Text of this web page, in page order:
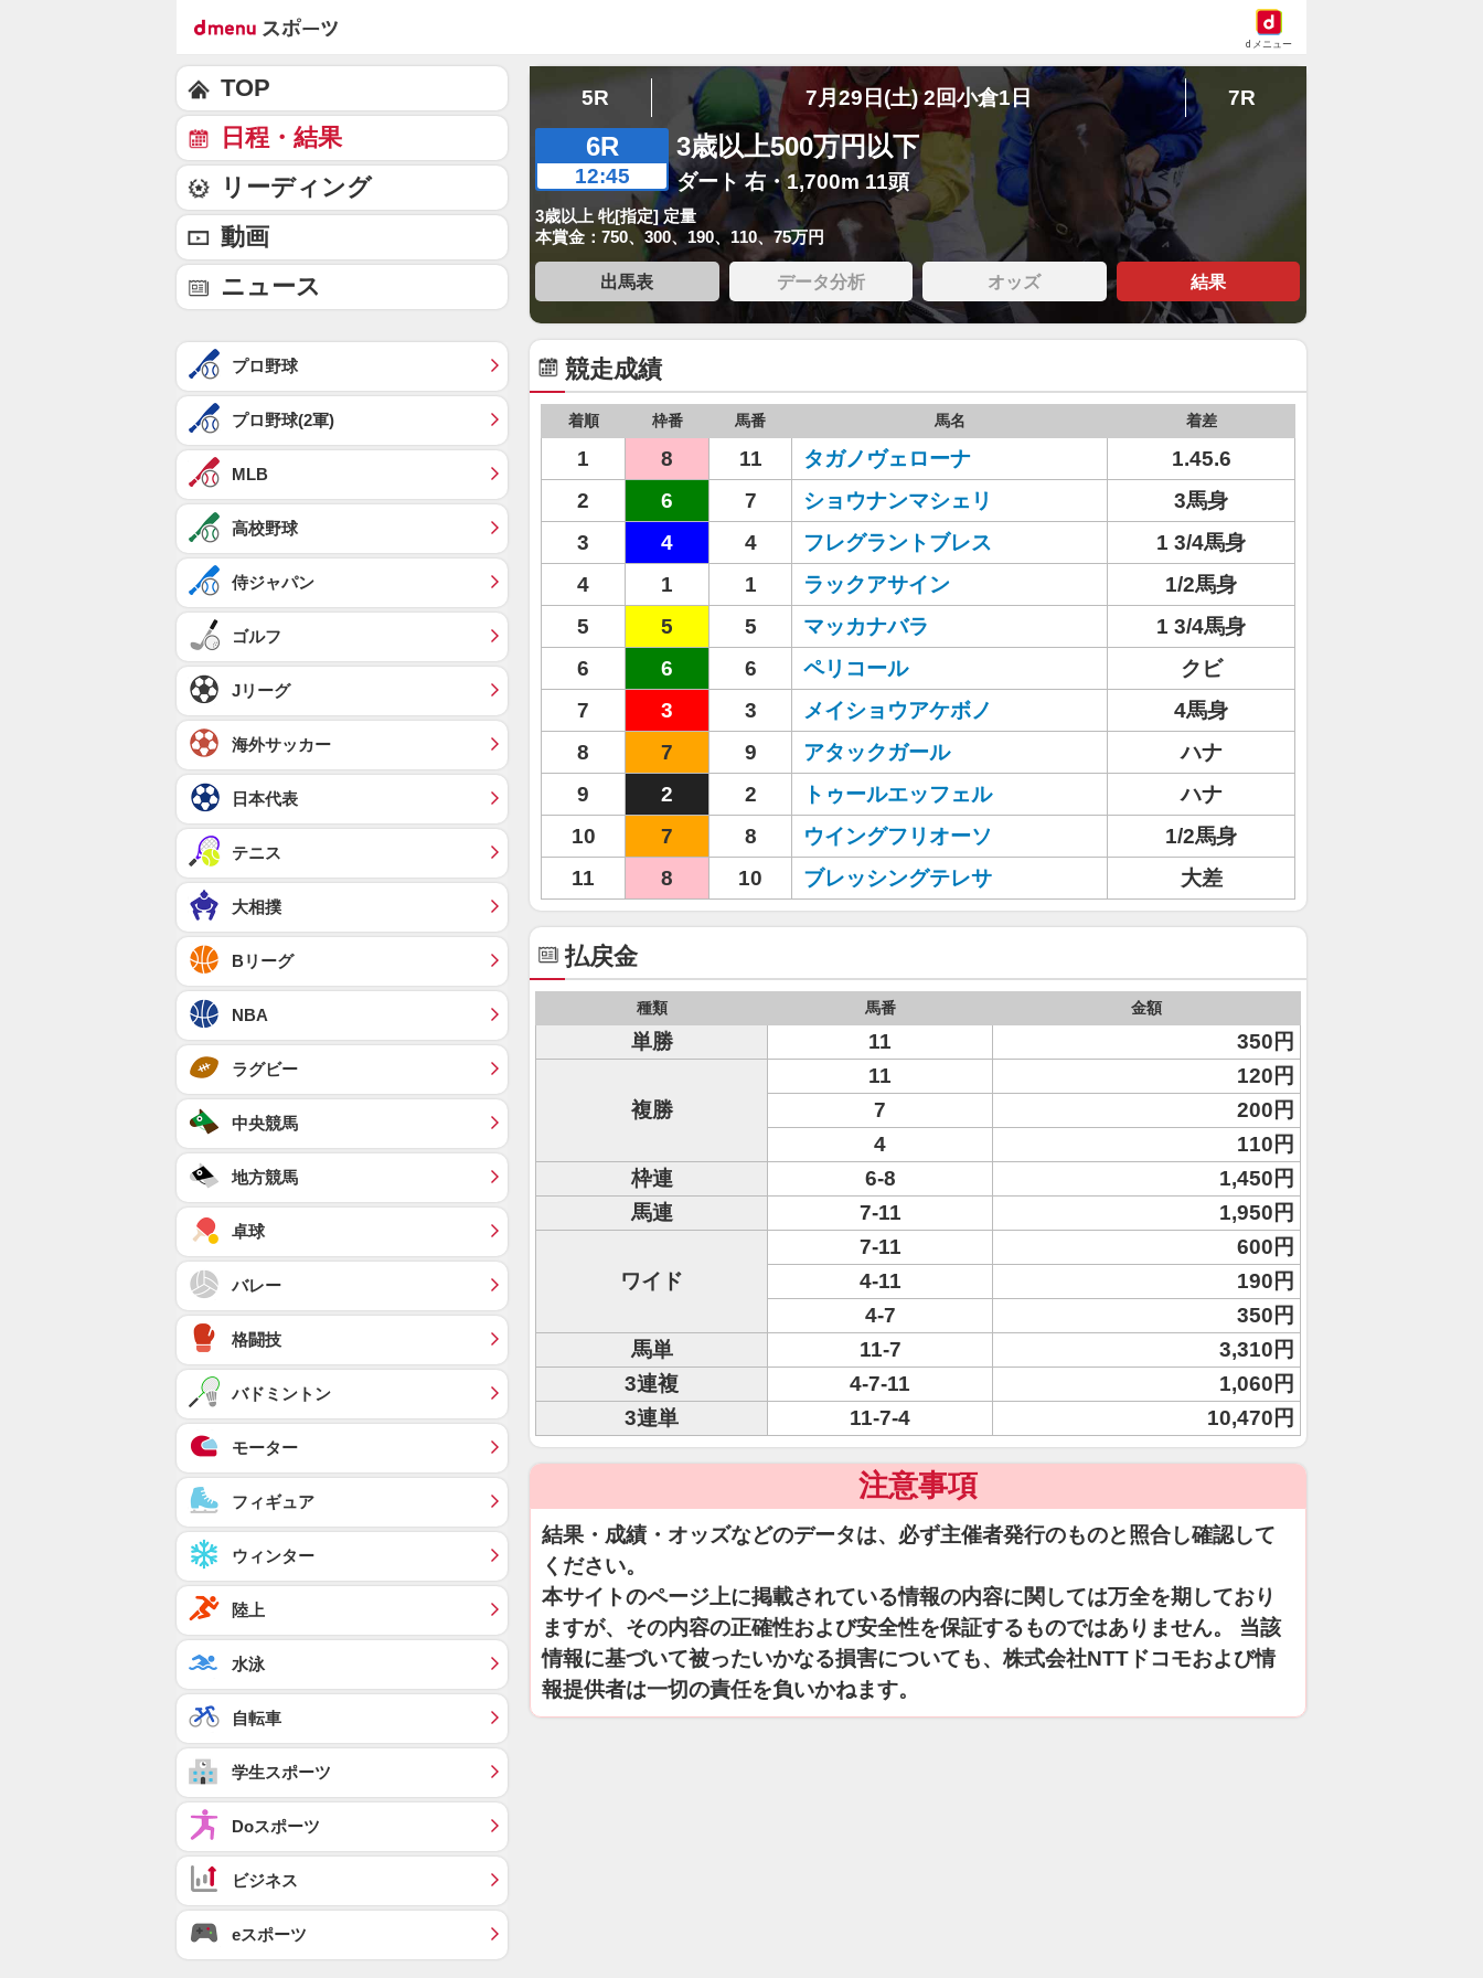
dメニュー
5R 7月29日(土) 2回小倉1日 7R
6R
12:45
3歳以上500万円以下
ダート 右・1,700m 11頭
3歳以上 牝[指定] 定量
本賞金：750、300、190、110、75万円
出馬表 データ分析 オッズ 結果
競走成績
着順 枠番 馬番 馬名 着差
1 8 11 タガノヴェローナ
1.45.6
2
6 7 ショウナンマシェリ
3馬身
3
4 4 フレグラントブレス
1 3/4馬身
4
1 1 ラックアサイン
1/2馬身
5
5 5 マッカナバラ
1 3/4馬身
6
6 6 ペリコール
クビ
7
3 3 メイショウアケボノ
4馬身
8
7 9 アタックガール
ハナ
9
2 2 トゥールエッフェル
ハナ
10
7 8 ウイングフリオーソ
1/2馬身
11
8 10 ブレッシングテレサ 大差
払戻金
種類 馬番 金額
単勝 11 350円
複勝
11
120円
7
200円
4
110円
枠連
6-8
1,450円
馬連
7-11 1,950円
ワイド
7-11
600円
4-11
190円
4-7
350円
馬単
11-7
3,310円
3連複
4-7-11
1,060円
3連単
11-7-4 10,470円
注意事項
結果・成績・オッズなどのデータは、必ず主催者発行のものと照合し確認して
ください。
本サイトのページ上に掲載されている情報の内容に関しては万全を期しており
ますが、その内容の正確性および安全性を保証するものではありません。 当該
情報に基づいて被ったいかなる損害についても、株式会社NTTドコモおよび情
報提供者は一切の責任を負いかねます。
TOP
日程・結果
リーディング
動画
ニュース
プロ野球
プロ野球(2軍)
MLB
高校野球
侍ジャパン
ゴルフ
Jリーグ
海外サッカー
日本代表
テニス
大相撲
Bリーグ
NBA
ラグビー
中央競馬
地方競馬
卓球
バレー
格闘技
バドミントン
モーター
フィギュア
ウィンター
陸上
水泳
自転車
学生スポーツ
Doスポーツ
ビジネス
eスポーツ